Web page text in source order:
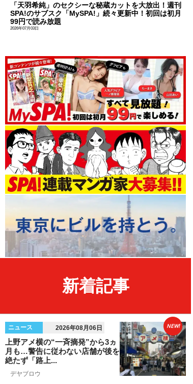
「天羽希純」のセクシーな秘蔵カットを大放出！週刊
SPA!のサブスク「MySPA!」続々更新中！初回は初月
99円で読み放題
2026年07月03日
新着記事
ニュース 2026年08月06日
上野アメ横の“一斉摘発”から3ヵ
月も…警告に従わない店舗が後を
絶たず「路上...
デヤブロウ
NEW!